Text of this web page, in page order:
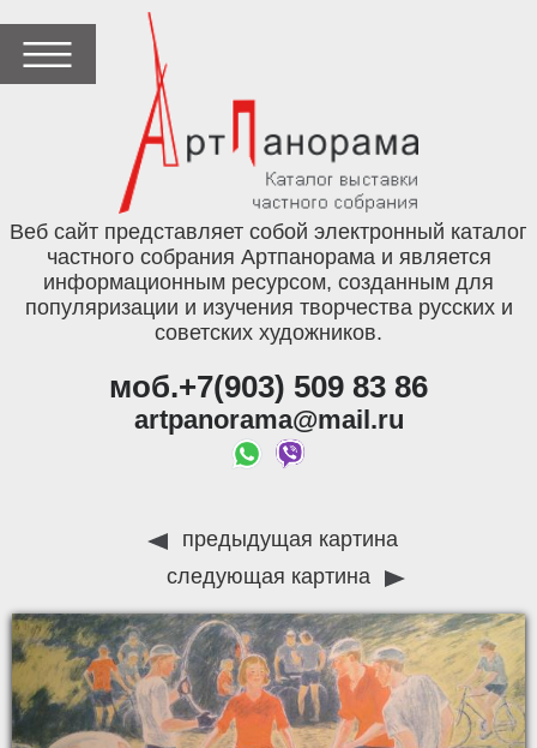
Веб сайт представляет собой электронный каталог
частного собрания Артпанорама и является
информационным ресурсом, созданным для
популяризации и изучения творчества русских и
советских художников.
моб.+7(903) 509 83 86
artpanorama@mail.ru
предыдущая картина
следующая картина